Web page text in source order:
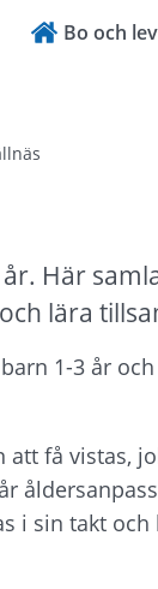
Bo och
Här
lära
1-3 år
få vistas,
i sin takt och